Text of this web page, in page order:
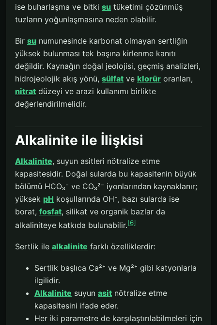
ise buharlaşma ve bitki su tüketimi çözünmüş
tuzların yoğunlaşmasına neden olabilir.
Bir su numunesinde karbonat olmayan sertliğin
yüksek bulunması tek başına kirlenme kanıtı
değildir. Kaynağın doğal jeolojisi, geçmiş analizleri,
hidrojeolojik akış yönü, sülfat ve klorür oranları,
nitrat düzeyi ve arazi kullanımı birlikte
değerlendirilmelidir.
Alkalinite ile İlişkisi
Alkalinite, suyun asitleri nötralize etme
kapasitesidir. Doğal sularda bu kapasitenin büyük
bölümü HCO₃⁻ ve CO₃²⁻ iyonlarından kaynaklanır;
yüksek pH koşullarında OH⁻, bazı sularda ise
borat, fosfat, silikat ve organik bazlar da
alkaliniteye katkıda bulunabilir.[6]
Sertlik ile alkalinite farklı özelliklerdir:
Sertlik başlıca Ca²⁺ ve Mg²⁺ gibi katyonlarla
ilgilidir.
Alkalinite suyun asit nötralize etme
kapasitesini ifade eder.
Her iki parametre de karşılaştırılabilmeleri için